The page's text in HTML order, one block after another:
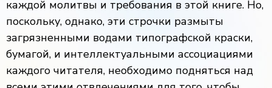
каждой молитвы и требования в этой книге. Но,
поскольку, однако, эти строчки размыты
загрязненными водами типографской краски,
бумагой, и интеллектуальными ассоциациями
каждого читателя, необходимо подняться над